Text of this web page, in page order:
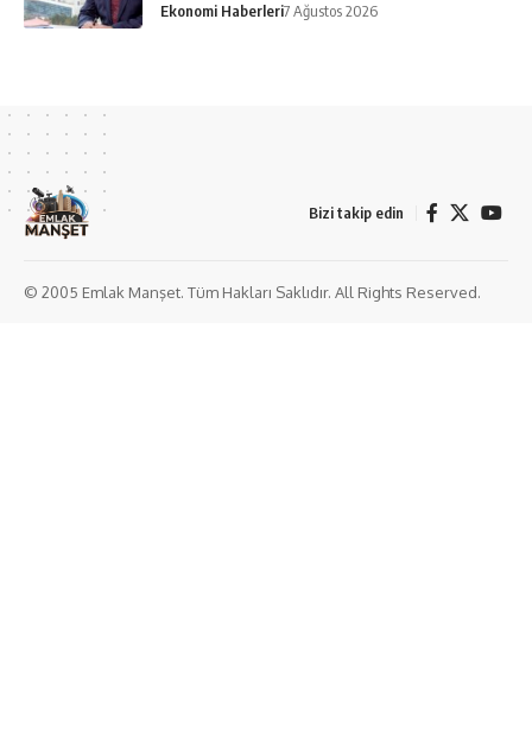
Ekonomi Haberleri7 Ağustos 2026
Bizi takip edin
© 2005 Emlak Manşet. Tüm Hakları Saklıdır. All Rights Reserved.